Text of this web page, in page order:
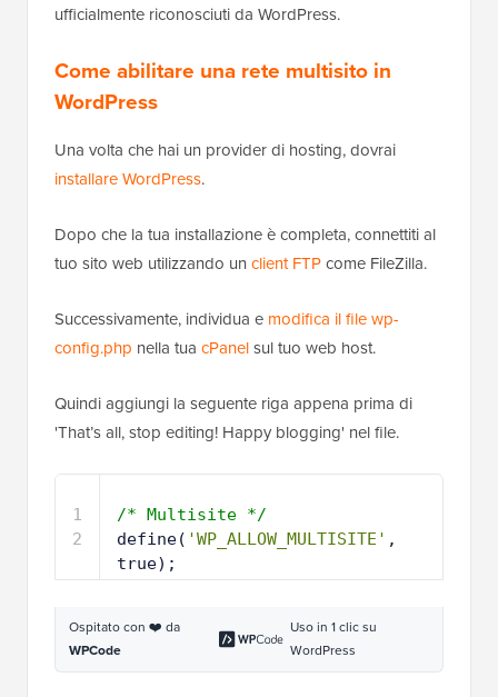
ufficialmente riconosciuti da WordPress.
Come abilitare una rete multisito in
WordPress
Una volta che hai un provider di hosting, dovrai
installare WordPress.
Dopo che la tua installazione è completa, connettiti al
tuo sito web utilizzando un client FTPcome FileZilla.
Successivamente, individua e modifica il file wp-
config.php nella tua cPanelsul tuo web host.
Quindi aggiungi la seguente riga appena prima di
'That’s all, stop editing! Happy blogging' nel file.
1
2
/* Multisite */
define( 'WP_ALLOW_MULTISITE' ,
true);
Ospitato con ❤️ da
WPCode
Uso in 1 clic su
WordPress